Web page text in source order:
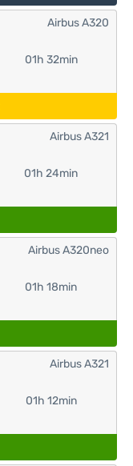
01h 32min
Airbus A320
01h 24min
Airbus A321
01h 18min
Airbus A320neo
01h 12min
Airbus A321